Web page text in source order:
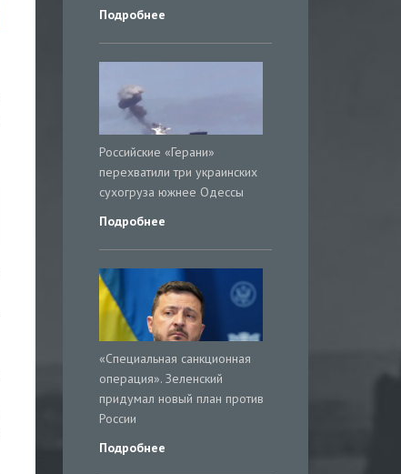
Подробнее
Российские «Герани»
перехватили три украинских
сухогруза южнее Одессы
Подробнее
«Специальная санкционная
операция». Зеленский
придумал новый план против
России
Подробнее